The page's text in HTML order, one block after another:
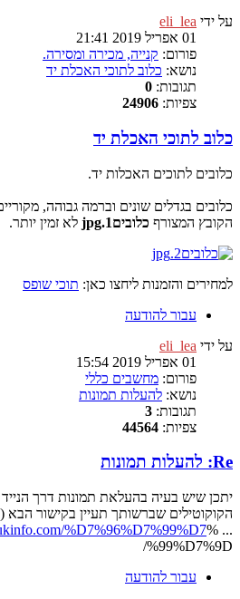
על ידי eli_lea
01 אפריל 2019 21:41
פורום: קנייה, מכירה ומסירה.
נושא: כלוב לתוכי האכלת יד
תגובות: 0
צפיות: 24906
כלוב לתוכי האכלת יד
כלובים לתוכים האכלות יד.
כלובים בגדלים שונים וברמה גבוהה,
הקובץ המצורף כלובים1.jpg לא זמין יותר.
למחירים והזמנות ליחצו כאן: תוכי שופס
עבור להודעה
על ידי eli_lea
01 אפריל 2019 15:54
פורום: מחשבים כללי
נושא: להעלות תמונות
תגובות: 3
צפיות: 44564
Re: להעלות תמונות
יתכן שיש בעיה בהעלאת תמונות דרך
הקוקוטילים שברשותך תעיין בקישור
%D7%96%D7%99%D7% ...
%99%D7%9D/
עבור להודעה